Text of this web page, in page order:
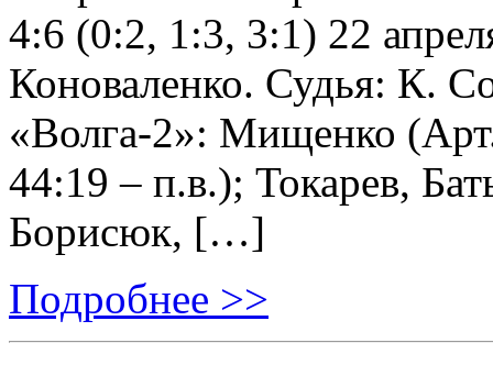
4:6 (0:2, 1:3, 3:1) 22
Коноваленко. Судья: К.
«Волга-2»: Мищенко
44:19 – п.в.); Токарев,
Борисюк, […]
Подробнее >>